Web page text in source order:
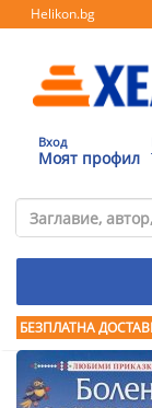
Helikon.bg
Вход
Моят профил
БЕЗПЛАТНА